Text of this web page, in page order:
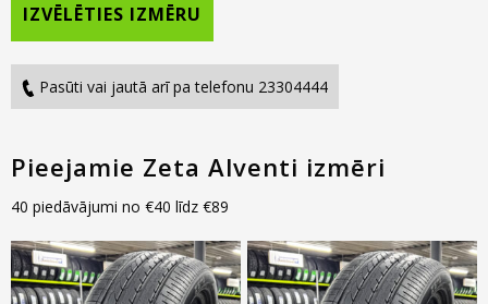
IZVĒLĒTIES IZMĒRU
Pasūti vai jautā arī pa telefonu 23304444
Pieejamie Zeta Alventi izmēri
40 piedāvājumi no €40 līdz €89